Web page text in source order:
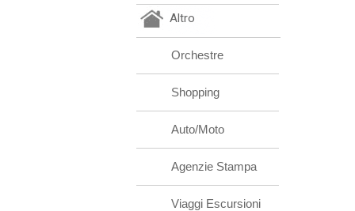
Altro
Orchestre
Shopping
Auto/Moto
Agenzie Stampa
Viaggi Escursioni